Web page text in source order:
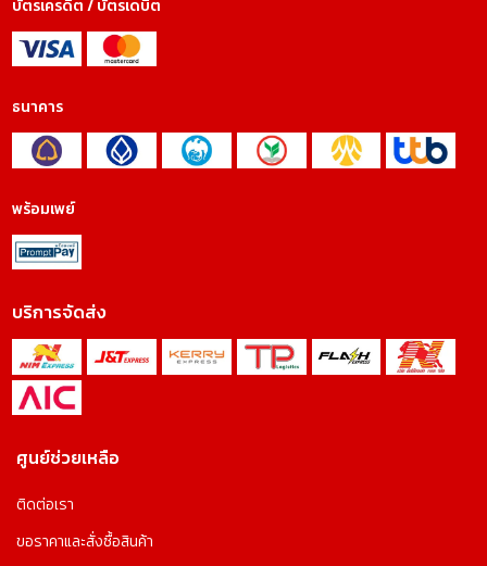
บัตรเครดิต / บัตรเดบิต
ธนาคาร
พร้อมเพย์
บริการจัดส่ง
ศูนย์ช่วยเหลือ
ติดต่อเรา
ขอราคาและสั่งซื้อสินค้า